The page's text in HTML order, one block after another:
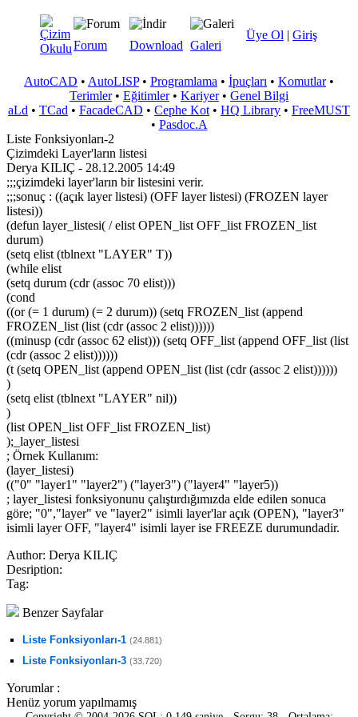
Üye Ol | Giriş
Forum Download Galeri
AutoCAD • AutoLISP• Programlama • İpuçları • Komutlar•
Terimler• Eğitimler• Kariyer• Genel Bilgi
aLd • TCad • FacadeCAD • Cephe Kot • HQ Library • FreeMUST
• Pasdoc.A
Liste Fonksiyonları-2
Çizimdeki Layer'ların listesi
Derya KILIÇ - 28.12.2005 14:49
;;;çizimdeki layer'ların bir listesini verir.
;;;sonuç : ((açık layer listesi) (OFF layer listesi) (FROZEN layer
listesi))
(defun layer_listesi( / elist OPEN_list OFF_list FROZEN_list
durum)
(setq elist (tblnext "LAYER" T))
(while elist
(setq durum (cdr (assoc 70 elist)))
(cond
((or (= 1 durum) (= 2 durum)) (setq FROZEN_list (append
FROZEN_list (list (cdr (assoc 2 elist))))))
((minusp (cdr (assoc 62 elist))) (setq OFF_list (append OFF_list (list
(cdr (assoc 2 elist))))))
(t (setq OPEN_list (append OPEN_list (list (cdr (assoc 2 elist))))))
)
(setq elist (tblnext "LAYER" nil))
)
(list OPEN_list OFF_list FROZEN_list)
);_layer_listesi
; Örnek Kullanım:
(layer_listesi)
(("0" "layer1" "layer2") ("layer3") ("layer4" "layer5))
; layer_listesi fonksiyonunu çalıştırdığımızda elde edilen sonuca
göre; "0","layer" ve "layer2" isimli layer'lar açık (OPEN), "layer3"
isimli layer OFF, "layer4" isimli layer ise FREEZE durumundadir.
Author: Derya KILIÇ
Desription:
Tag:
Benzer Sayfalar
Liste Fonksiyonları-1 (24.881)
Liste Fonksiyonları-3 (33.720)
Yorumlar :
Henüz yorum yapılmamış